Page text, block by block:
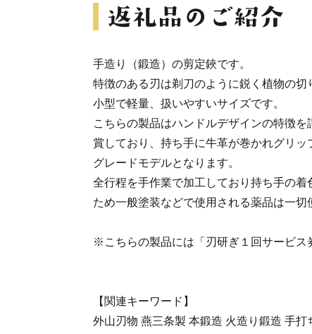
手造り（鍛造）の剪定鋏です。
特徴のある刃は剃刀のように鋭く植物の切
小型で軽量、扱いやすいサイズです。
こちらの製品はハンドルデザインの特徴
賞しており、持ち手に牛革が巻かれグリ
グレードモデルとなります。
全行程を手作業で加工しており持ち手の
ため一般塗装などで使用される薬品は一切
※こちらの製品には「刃研ぎ１回サービス
【関連キーワード】
外山刃物 燕三条製 本鍛造 火造り鍛造 手打